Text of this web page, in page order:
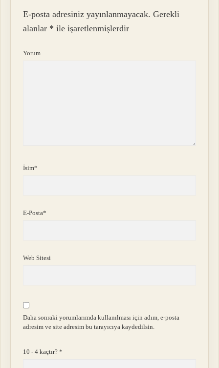
E-posta adresiniz yayınlanmayacak. Gerekli
alanlar * ile işaretlenmişlerdir
Yorum
İsim*
E-Posta*
Web Sitesi
Daha sonraki yorumlarımda kullanılması için adım, e-posta
adresim ve site adresim bu tarayıcıya kaydedilsin.
10 - 4 kaçtır?*